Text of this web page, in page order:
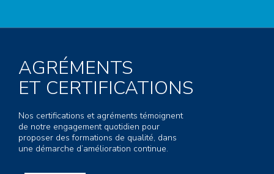
AGRÉMENTS
ET CERTIFICATIONS
Nos certifications et agréments témoignent
de notre engagement quotidien pour
proposer des formations de qualité, dans
une démarche d’amélioration continue.